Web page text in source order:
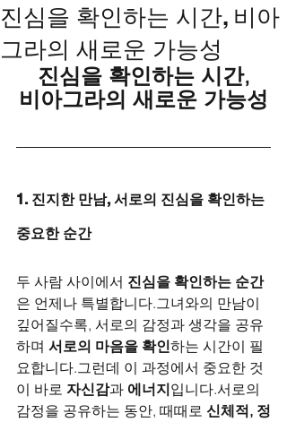
진심을 확인하는 시간, 비아
그라의 새로운 가능성
진심을 확인하는 시간,
비아그라의 새로운 가능성
1. 진지한 만남, 서로의 진심을 확인하는
중요한 순간
두 사람 사이에서 진심을 확인하는 순간
은 언제나 특별합니다.그녀와의 만남이
깊어질수록, 서로의 감정과 생각을 공유
하며 서로의 마음을 확인하는 시간이 필
요합니다.그런데 이 과정에서 중요한 것
이 바로 자신감과 에너지입니다.서로의
감정을 공유하는 동안, 때때로 신체적, 정